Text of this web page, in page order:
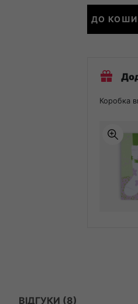
лосини
ДО
Коробка
ВІДГУКИ (8)